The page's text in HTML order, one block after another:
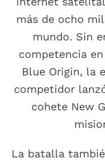
más de ocho
mundo. Sin
competencia
Blue Origin, la
competidor
cohete New
La batalla